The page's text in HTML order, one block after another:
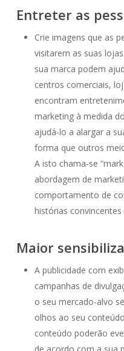
Entreter as
Crie imagens que as
visitarem as suas
sua marca podem
centros comerciais,
encontram
marketing à medida
ajudá-lo a alargar a
forma que outros
A isto chama-se
abordagem de
comportamento de
histórias
Maior
A publicidade com
campanhas de
o seu mercado-alvo
olhos ao seu
conteúdo poderão